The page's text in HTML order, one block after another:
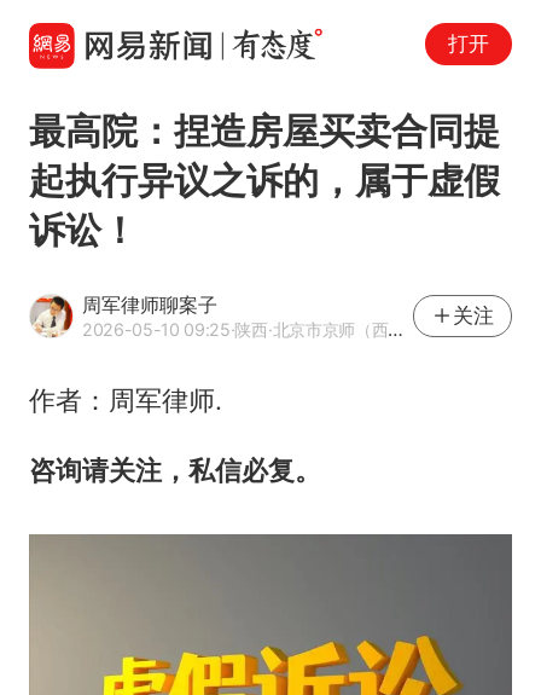
打开
最高院：捏造房屋买卖合同提
起执行异议之诉的，属于虚假
诉讼！
周军律师聊案子
2026-05-10 09:25·陕西·北京市京师（西安）律师事务所律师 优质法律领域创作者
关注
作者：周军律师.
咨询请关注，私信必复。